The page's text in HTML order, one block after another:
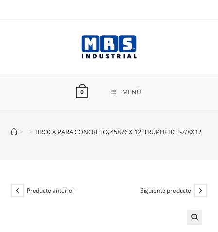
0 MENÚ
> > BROCA PARA CONCRETO, 45876 X 12′ TRUPER BCT-7/8X12
Producto anterior Siguiente producto